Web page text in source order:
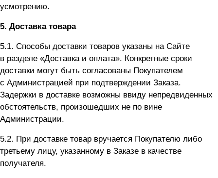
усмотрению.
5. Доставка товара
5.1. Способы доставки товаров указаны на Сайте
в разделе «Доставка и оплата». Конкретные сроки
доставки могут быть согласованы Покупателем
с Администрацией при подтверждении Заказа.
Задержки в доставке возможны ввиду непредвиденных
обстоятельств, произошедших не по вине
Администрации.
5.2. При доставке товар вручается Покупателю либо
третьему лицу, указанному в Заказе в качестве
получателя.